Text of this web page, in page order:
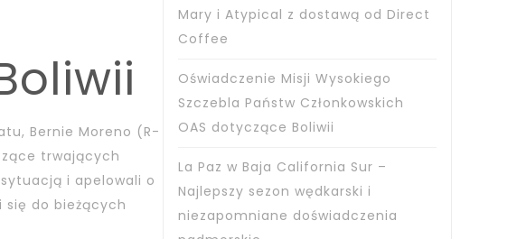
Bernie Moreno (R-
trwających
i apelowali o
się do bieżących
Mary i Atypical z dostawą od Direct
Coffee
Oświadczenie Misji Wysokiego
Szczebla Państw Członkowskich
OAS dotyczące Boliwii
La Paz w Baja California Sur –
Najlepszy sezon wędkarski i
niezapomniane doświadczenia